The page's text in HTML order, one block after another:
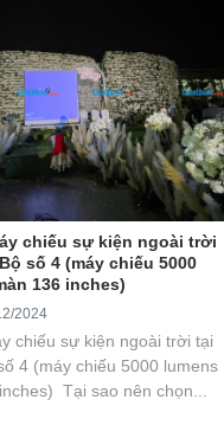
chiếu sự kiện ngoài trời
số 4 (máy chiếu 5000
136 inches)
2024
chiếu sự kiện ngoài trời tại
4 (máy chiếu 5000 lumens
Tại sao nên chọn...